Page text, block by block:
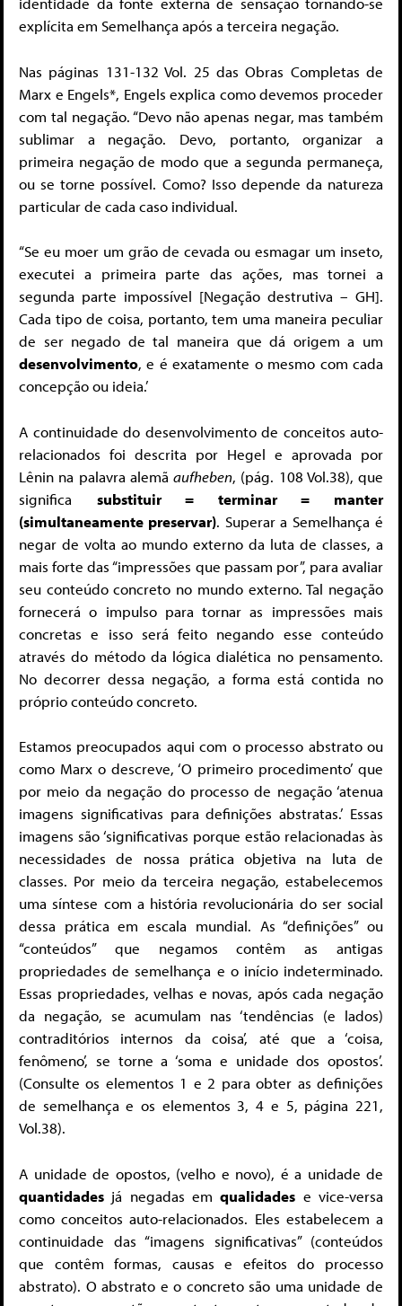
explícita em Semelhança após a terceira negação.
Nas páginas 131-132 Vol. 25 das Obras Completas de
Marx e Engels*, Engels explica como devemos proceder
com tal negação. “Devo não apenas negar, mas também
sublimar a negação. Devo, portanto, organizar a
primeira negação de modo que a segunda permaneça,
ou se torne possível. Como? Isso depende da natureza
particular de cada caso individual.
“Se eu moer um grão de cevada ou esmagar um inseto,
executei a primeira parte das ações, mas tornei a
segunda parte impossível [Negação destrutiva – GH].
Cada tipo de coisa, portanto, tem uma maneira peculiar
de ser negado de tal maneira que dá origem a um
desenvolvimento, e é exatamente o mesmo com cada
concepção ou ideia.’
A continuidade do desenvolvimento de conceitos auto-
relacionados foi descrita por Hegel e aprovada por
Lênin na palavra alemã aufheben, (pág. 108 Vol.38), que
significa substituir = terminar = manter
(simultaneamente preservar). Superar a Semelhança é
negar de volta ao mundo externo da luta de classes, a
mais forte das “impressões que passam por”, para avaliar
seu conteúdo concreto no mundo externo. Tal negação
fornecerá o impulso para tornar as impressões mais
concretas e isso será feito negando esse conteúdo
através do método da lógica dialética no pensamento.
No decorrer dessa negação, a forma está contida no
próprio conteúdo concreto.
Estamos preocupados aqui com o processo abstrato ou
como Marx o descreve, ‘O primeiro procedimento’ que
por meio da negação do processo de negação ‘atenua
imagens significativas para definições abstratas.’ Essas
imagens são ‘significativas porque estão relacionadas às
necessidades de nossa prática objetiva na luta de
classes. Por meio da terceira negação, estabelecemos
uma síntese com a história revolucionária do ser social
dessa prática em escala mundial. As “definições” ou
“conteúdos” que negamos contêm as antigas
propriedades de semelhança e o início indeterminado.
Essas propriedades, velhas e novas, após cada negação
da negação, se acumulam nas ‘tendências (e lados)
contraditórios internos da coisa’, até que a ‘coisa,
fenômeno’, se torne a ‘soma e unidade dos opostos’.
(Consulte os elementos 1 e 2 para obter as definições
de semelhança e os elementos 3, 4 e 5, página 221,
Vol.38).
A unidade de opostos, (velho e novo), é a unidade de
quantidades já negadas emqualidades e vice-versa
como conceitos auto-relacionados. Eles estabelecem a
continuidade das “imagens significativas” (conteúdos
que contêm formas, causas e efeitos do processo
abstrato). O abstrato e o concreto são uma unidade de